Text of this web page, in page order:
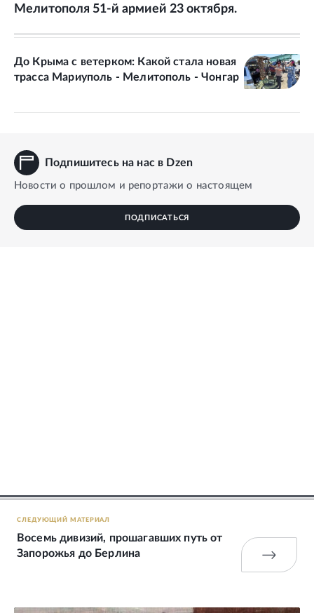
Мелитополя 51-й армией 23 октября.
До Крыма с ветерком: Какой стала новая
трасса Мариуполь - Мелитополь - Чонгар
Подпишитесь на нас в Dzen
Новости о прошлом и репортажи о настоящем
ПОДПИСАТЬСЯ
СЛЕДУЮЩИЙ МАТЕРИАЛ
Восемь дивизий, прошагавших путь от
Запорожья до Берлина